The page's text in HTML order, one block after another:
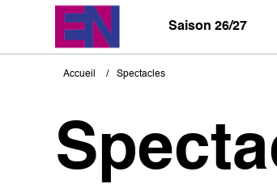
Saison 26/27
Fil
Accueil Spectacles